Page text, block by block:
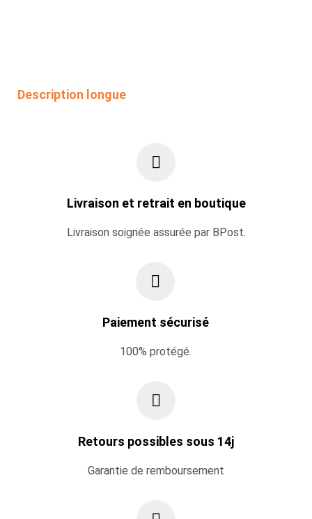
Description longue
Livraison et retrait en boutique
Livraison soignée assurée par BPost.
Paiement sécurisé
100% protégé.
Retours possibles sous 14j
Garantie de remboursement